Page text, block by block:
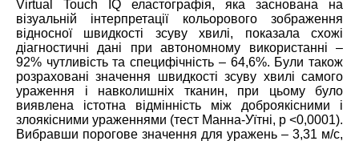
Virtual Touch IQ еластографія, яка заснована на
візуальній інтерпретації кольорового зображення
відносної швидкості зсуву хвилі, показала схожі
діагностичні дані при автономному використанні –
92% чутливість та специфічність – 64,6%. Були також
розраховані значення швидкості зсуву хвилі самого
ураження і навколишніх тканин, при цьому було
виявлена істотна відмінність між доброякісними і
злоякісними ураженнями (тест Манна-Уїтні, р <0,0001).
Вибравши порогове значення для уражень – 3,31 м/с,